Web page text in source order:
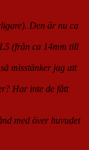
Den är nu ca
(från ca 14mm till
misstänker jag att
Har inte de fått
med över huvudet